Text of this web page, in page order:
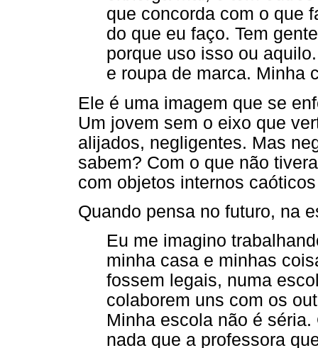
que concorda com o que
do que eu faço. Tem
porque uso isso ou
e roupa de marca. Minha
Ele é uma imagem que se
Um jovem sem o eixo que
alijados, negligentes. Mas
sabem? Com o que não
com objetos internos
Quando pensa no futuro, na
Eu me imagino
minha casa e minhas
fossem legais, numa
colaborem uns com os
Minha escola não é
nada que a professora